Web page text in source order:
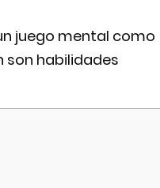
juego mental como
son habilidades